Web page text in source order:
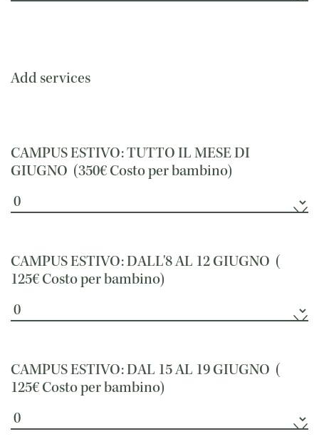
Add services
CAMPUS ESTIVO: TUTTO IL MESE DI
GIUGNO (350€Costo per bambino)
CAMPUS ESTIVO: DALL'8 AL 12 GIUGNO (
125€Costo per bambino)
CAMPUS ESTIVO: DAL 15 AL 19 GIUGNO (
125€Costo per bambino)